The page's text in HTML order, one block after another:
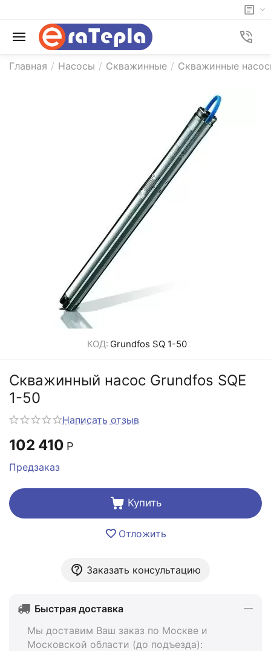
Главная / Насосы / Скважинные / Скважинные
КОД: Grundfos SQ 1-50
Скважинный насос Grundfos SQE
1-50
Написать отзыв
102 410 Р
Предзаказ
Купить
Отложить
Заказать консультацию
Быстрая доставка
Мы доставим Ваш заказ по Москве и
Московской области (до подъезда):